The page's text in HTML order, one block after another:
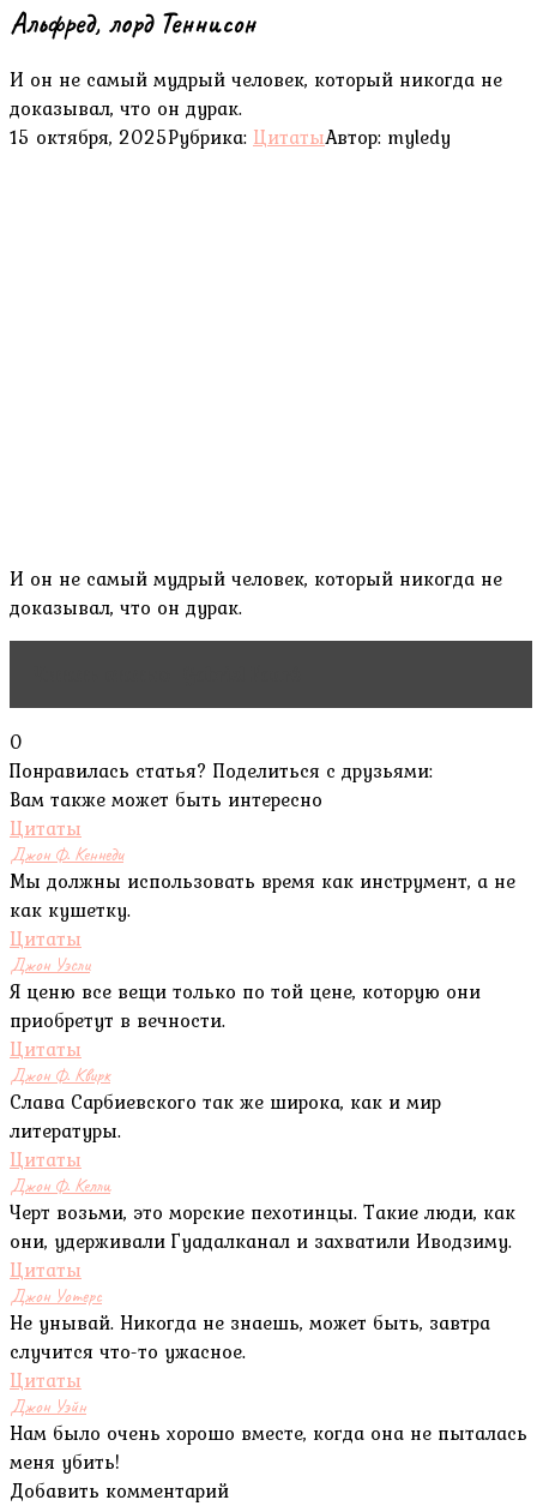
Альфред, лорд Теннисон
И он не самый мудрый человек, который никогда не
доказывал, что он дурак.
15 октября, 2025Рубрика: ЦитатыАвтор: myledy
И он не самый мудрый человек, который никогда не
доказывал, что он дурак.
0
Понравилась статья? Поделиться с друзьями:
Вам также может быть интересно
Цитаты
Джон Ф. Кеннеди
Мы должны использовать время как инструмент, а не
как кушетку.
Цитаты
Джон Уэсли
Я ценю все вещи только по той цене, которую они
приобретут в вечности.
Цитаты
Джон Ф. Квирк
Слава Сарбиевского так же широка, как и мир
литературы.
Цитаты
Джон Ф. Келли
Черт возьми, это морские пехотинцы. Такие люди, как
они, удерживали Гуадалканал и захватили Иводзиму.
Цитаты
Джон Уотерс
Не унывай. Никогда не знаешь, может быть, завтра
случится что-то ужасное.
Цитаты
Джон Уэйн
Нам было очень хорошо вместе, когда она не пыталась
меня убить!
Добавить комментарий